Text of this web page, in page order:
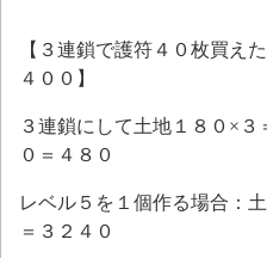
【３連鎖で護符４０枚買
４００】
３連鎖にして土地１８０×
０＝４８０
レベル５を１個作る場合：
＝３２４０